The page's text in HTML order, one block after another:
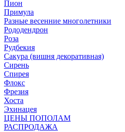
Пион
Примула
Разные весенние многолетники
Рододендрон
Роза
Рудбекия
Сакура (вишня декоративная)
Сирень
Спирея
Флокс
Фрезия
Хоста
Эхинацея
ЦЕНЫ ПОПОЛАМ
РАСПРОДАЖА